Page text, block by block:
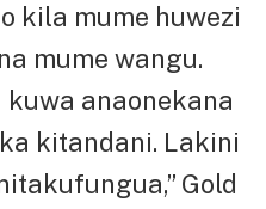
kila mume huwezi
mume wangu.
kuwa anaonekana
kitandani. Lakini
Gold